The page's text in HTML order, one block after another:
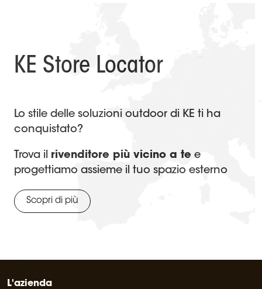
KE Store Locator
Lo stile delle soluzioni outdoor di KE ti ha
conquistato?
Trova il rivenditore più vicino a te e
progettiamo assieme il tuo spazio esterno
Scopri di più
L'azienda